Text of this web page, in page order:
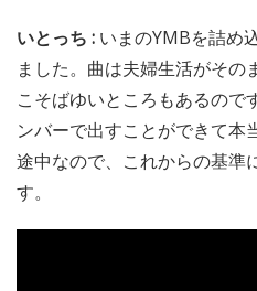
いとっち : いまのYMBを詰め
ました。曲は夫婦生活がその
こそばゆいところもあるので
ンバーで出すことができて本
途中なので、これからの基準
す。